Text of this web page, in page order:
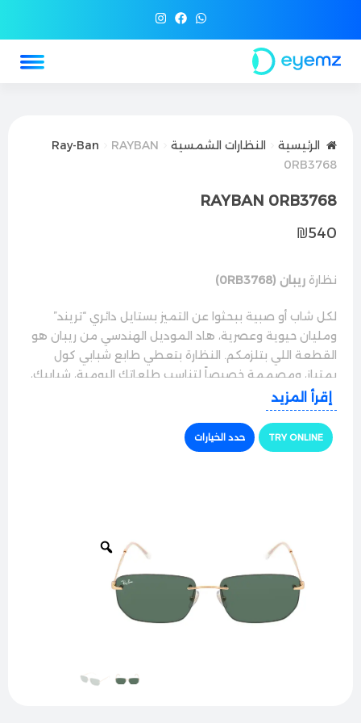
الرئيسية النظارات الشمسية Ray-Ban
RAYBAN
0RB3768
RAYBAN 0RB3768
₪540
نظارة ريبان (0RB3768)
لكل شاب أو صبية ببحثوا عن التميز بستايل دائري “تريند”
ومليان حيوية وعصرية، هاد الموديل الهندسي من ريبان هو
القطعة اللي بتلزمكم. النظارة بتعطي طابع شبابي كول
بمتياز، ومصممة خصيصاً لتناسب طلعاتك اليومية، شبابيك،
وسواقتك بطلة لافتة جداً وبخطف الأنظار وين ما رحت.
الجودة والراحة
النظارة بتيجي بإطار معدني متين وخفيف الوزن في نفس
حماية وأداء ممتاز
مجهزة بعدسات ريبان الزجاجية الأصلية الشهيرة بنقائها
الفائق، بتضمن حماية كاملة 100% من أشعة الشمس
والأشعة فوق البنفسجية الضارة، وبتعمل بكفاءة على حجب
إقرأ المزيد
TRY ONLINE حدد الخيارات